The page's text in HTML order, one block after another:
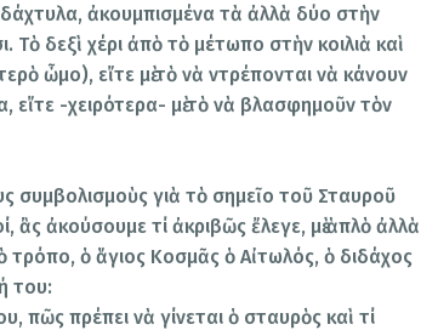
ἀκουμπισμένα τὰ ἀλλὰ δύο στὴν
Τὸ δεξὶ χέρι ἀπὸ τὸ μέτωπο στὴν κοιλιὰ καὶ
ὦμο), εἴτε μὲ τὸ νὰ ντρέπονται νὰ κάνουν
εἴτε -χειρότερα- μὲ τὸ νὰ βλασφημοῦν τὸν
συμβολισμοὺς γιὰ τὸ σημεῖο τοῦ Σταυροῦ
ἂς ἀκούσουμε τί ἀκριβῶς ἔλεγε, μὲ ἁπλὸ ἀλλὰ
τρόπο, ὁ ἅγιος Κοσμᾶς ὁ Αἰτωλός, ὁ διδάχος
του:
πῶς πρέπει νὰ γίνεται ὁ σταυρὸς καὶ τί